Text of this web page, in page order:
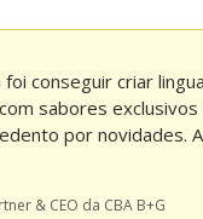
conseguir criar
sabores
por novidades.
& CEO da CBA B+G